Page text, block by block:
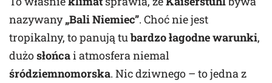
nazywany„Bali Niemiec”. Choć nie jest
tropikalny, to panują tubardzo łagodne warunki,
dużosłońcai atmosfera niemal
śródziemnomorska. Nic dziwnego – to jedna z